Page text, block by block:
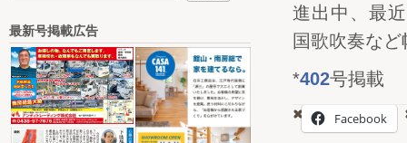
進出中、最
国歌吹奏な
*402号掲載
Facebook
最新号掲載広告